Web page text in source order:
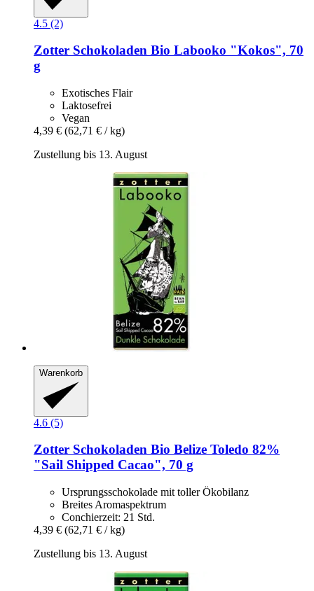
4.5 (2)
Zotter Schokoladen Bio Labooko "Kokos", 70
g
Exotisches Flair
Laktosefrei
Vegan
4,39 € (62,71 € / kg)
Zustellung bis 13. August
Warenkorb
4.6 (5)
Zotter Schokoladen Bio Belize Toledo 82%
"Sail Shipped Cacao", 70 g
Ursprungsschokolade mit toller Ökobilanz
Breites Aromaspektrum
Conchierzeit: 21 Std.
4,39 € (62,71 € / kg)
Zustellung bis 13. August